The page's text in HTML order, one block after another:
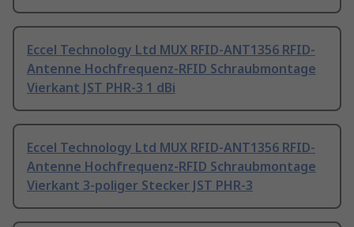
Eccel Technology Ltd MUX RFID-ANT1356 RFID-
Antenne Hochfrequenz-RFID Schraubmontage
Vierkant JST PHR-3 1 dBi
Eccel Technology Ltd MUX RFID-ANT1356 RFID-
Antenne Hochfrequenz-RFID Schraubmontage
Vierkant 3-poliger Stecker JST PHR-3